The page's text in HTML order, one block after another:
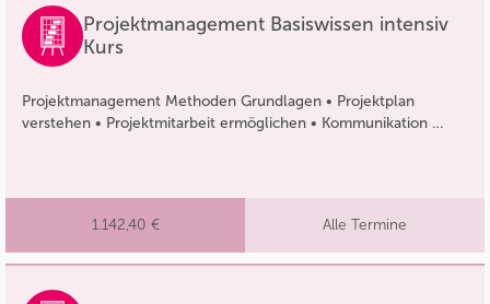
Projektmanagement Basiswissen intensiv
Kurs
Projektmanagement Methoden Grundlagen • Projektplan
verstehen • Projektmitarbeit ermöglichen • Kommunikation …
1.142,40 € Alle Termine